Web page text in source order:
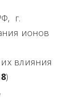
г.
ионов
влияния
)